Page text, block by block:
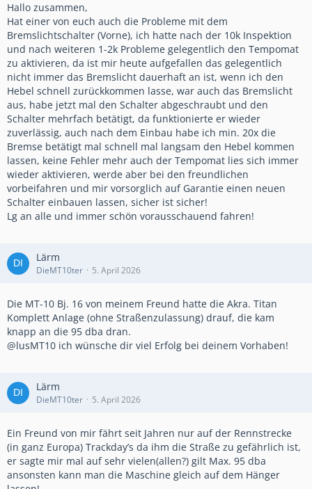
Hallo zusammen,
Hat einer von euch auch die Probleme mit dem
Bremslichtschalter (Vorne), ich hatte nach der 10k Inspektion
und nach weiteren 1-2k Probleme gelegentlich den Tempomat
zu aktivieren, da ist mir heute aufgefallen das gelegentlich
nicht immer das Bremslicht dauerhaft an ist, wenn ich den
Hebel schnell zurückkommen lasse, war auch das Bremslicht
aus, habe jetzt mal den Schalter abgeschraubt und den
Schalter mehrfach betätigt, da funktionierte er wieder
zuverlässig, auch nach dem Einbau habe ich min. 20x die
Bremse betätigt mal schnell mal langsam den Hebel kommen
lassen, keine Fehler mehr auch der Tempomat lies sich immer
wieder aktivieren, werde aber bei den freundlichen
vorbeifahren und mir vorsorglich auf Garantie einen neuen
Schalter einbauen lassen, sicher ist sicher!
Lg an alle und immer schön vorausschauend fahren!
Lärm
DieMT10ter 5. April 2026
Die MT-10 Bj. 16 von meinem Freund hatte die Akra. Titan
Komplett Anlage (ohne Straßenzulassung) drauf, die kam
knapp an die 95 dba dran.
@lusMT10 ich wünsche dir viel Erfolg bei deinem Vorhaben!
Lärm
DieMT10ter 5. April 2026
Ein Freund von mir fährt seit Jahren nur auf der Rennstrecke
(in ganz Europa) Trackday’s da ihm die Straße zu gefährlich ist,
er sagte mir mal auf sehr vielen(allen?) gilt Max. 95 dba
ansonsten kann man die Maschine gleich auf dem Hänger